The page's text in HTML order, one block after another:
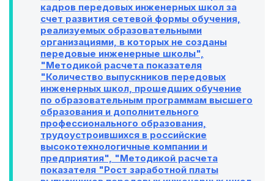
кадров передовых инженерных школ за
счет развития сетевой формы обучения,
реализуемых образовательными
организациями, в которых не созданы
передовые инженерные школы",
"Методикой расчета показателя
"Количество выпускников передовых
инженерных школ, прошедших обучение
по образовательным программам высшего
образования и дополнительного
профессионального образования,
трудоустроившихся в российские
высокотехнологичные компании и
предприятия", "Методикой расчета
показателя "Рост заработной платы